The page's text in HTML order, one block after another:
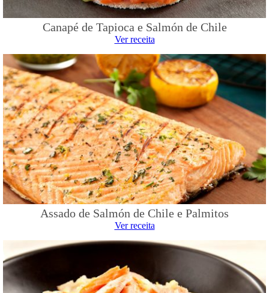
Canapé de Tapioca e Salmón de Chile
Ver receita
Assado de Salmón de Chile e Palmitos
Ver receita